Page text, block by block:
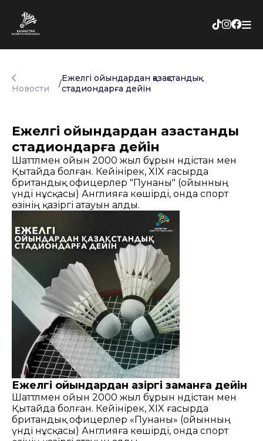
Новости /Ежелгі ойындардан қазақстандық
стадиондарға дейін
Ежелгі ойындардан қазақстандық
стадиондарға дейін
Шаттлмен ойын 2000 жыл бұрын Үндістан мен
Қытайда болған. Кейінірек, XIX ғасырда
британдық офицерлер "Пунаны" (ойынның
үнді нұсқасы) Англияға көшірді, онда спорт
өзінің қазіргі атауын алды.
Ежелгі ойындардан қазіргі заманға дейін
Шаттлмен ойын 2000 жыл бұрын Үндістан мен
Қытайда болған. Кейінірек, XIX ғасырда
британдық офицерлер «Пунаны» (ойынның
үнді нұсқасы) Англияға көшірді, онда спорт